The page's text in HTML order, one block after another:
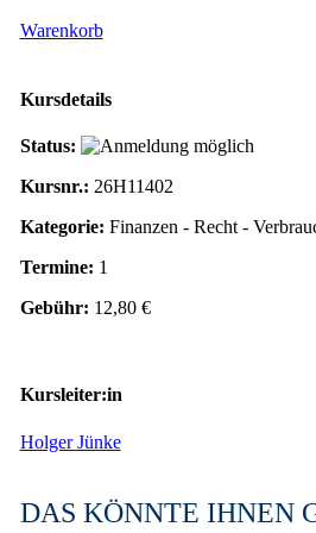
Warenkorb
Kursdetails
Status:
Kursnr.: 26H11402
Kategorie: Finanzen - Recht -
Termine: 1
Gebühr: 12,80 €
Kursleiter:in
Holger Jünke
DAS KÖNNTE IHNEN